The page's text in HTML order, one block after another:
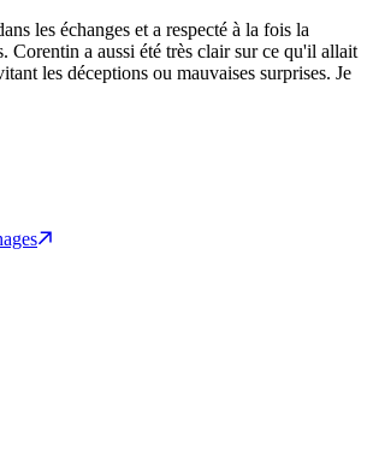
les échanges et a respecté à la fois la
Corentin a aussi été très clair sur ce qu'il allait
les déceptions ou mauvaises surprises. Je